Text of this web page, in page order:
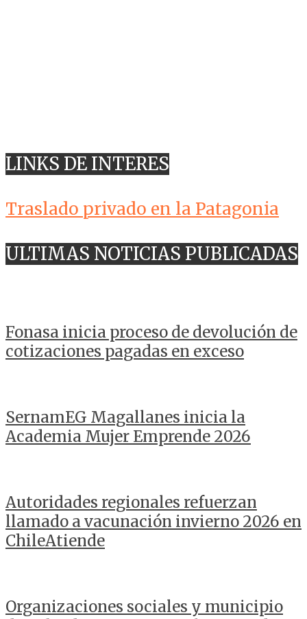
LINKS DE INTERES
Traslado privado en la Patagonia
ULTIMAS NOTICIAS PUBLICADAS
Fonasa inicia proceso de devolución de
cotizaciones pagadas en exceso
SernamEG Magallanes inicia la
Academia Mujer Emprende 2026
Autoridades regionales refuerzan
llamado a vacunación invierno 2026 en
ChileAtiende
Organizaciones sociales y municipio